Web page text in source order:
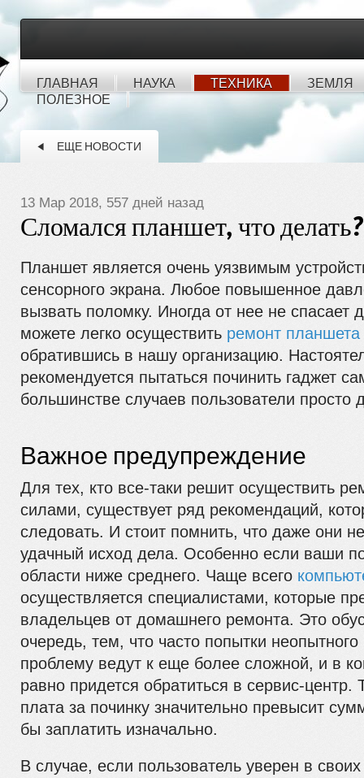
ГЛАВНАЯ НАУКА ТЕХНИКА
ЗЕМЛЯ
ПОЛЕЗНОЕ
ЕЩЕ НОВОСТИ
13 Мар 2018, 557 дней назад
Сломался планшет, что делать?
Планшет является очень уязвимым
сенсорного экрана. Любое повышенное
вызвать поломку. Иногда от нее не спасает
можете легко осуществить ремонт
обратившись в нашу организацию.
рекомендуется пытаться починить гаджет
большинстве случаев пользователи просто
Важное предупреждение
Для тех, кто все-таки решит осуществить
силами, существует ряд рекомендаций,
следовать. И стоит помнить, что даже они
удачный исход дела. Особенно если ваши
области ниже среднего. Чаще всего
осуществляется специалистами, которые
владельцев от домашнего ремонта. Это
очередь, тем, что часто попытки неопытного
проблему ведут к еще более сложной, и в
равно придется обратиться в сервис-центр.
плата за починку значительно превысит
бы заплатить изначально.
В случае, если пользователь уверен в